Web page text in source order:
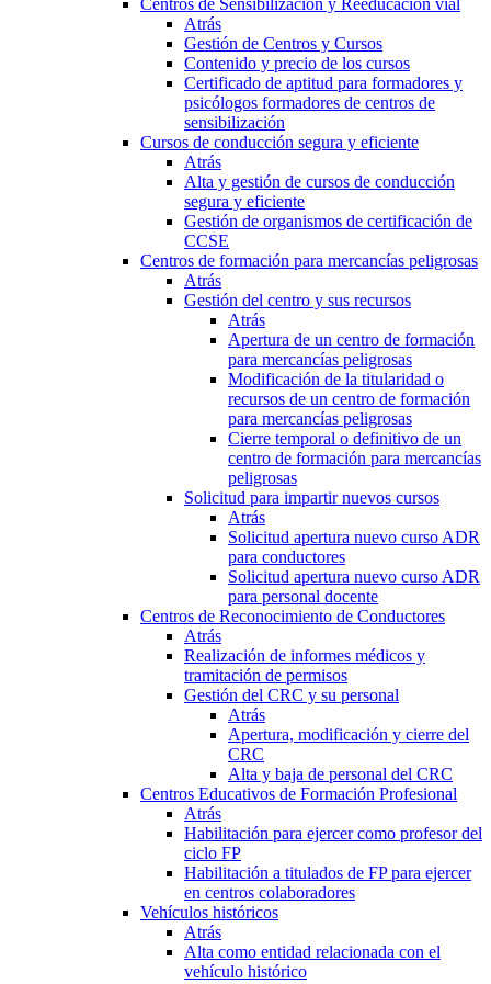
Centros de Sensibilización y Reeducación vial
Atrás
Gestión de Centros y Cursos
Contenido y precio de los cursos
Certificado de aptitud para formadores y
psicólogos formadores de centros de
sensibilización
Cursos de conducción segura y eficiente
Atrás
Alta y gestión de cursos de conducción
segura y eficiente
Gestión de organismos de certificación de
CCSE
Centros de formación para mercancías peligrosas
Atrás
Gestión del centro y sus recursos
Atrás
Apertura de un centro de formación
para mercancías peligrosas
Modificación de la titularidad o
recursos de un centro de formación
para mercancías peligrosas
Cierre temporal o definitivo de un
centro de formación para mercancías
peligrosas
Solicitud para impartir nuevos cursos
Atrás
Solicitud apertura nuevo curso ADR
para conductores
Solicitud apertura nuevo curso ADR
para personal docente
Centros de Reconocimiento de Conductores
Atrás
Realización de informes médicos y
tramitación de permisos
Gestión del CRC y su personal
Atrás
Apertura, modificación y cierre del
CRC
Alta y baja de personal del CRC
Centros Educativos de Formación Profesional
Atrás
Habilitación para ejercer como profesor del
ciclo FP
Habilitación a titulados de FP para ejercer
en centros colaboradores
Vehículos históricos
Atrás
Alta como entidad relacionada con el
vehículo histórico